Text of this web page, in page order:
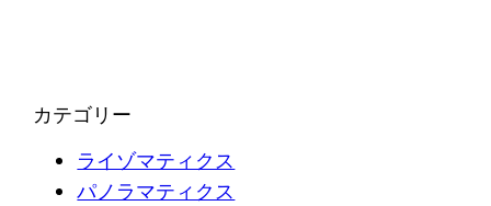
カテゴリー
ライゾマティクス
パノラマティクス